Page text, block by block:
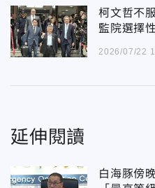
柯文哲不
監院選擇
2026/07/22
延伸閱讀
白海豚傍